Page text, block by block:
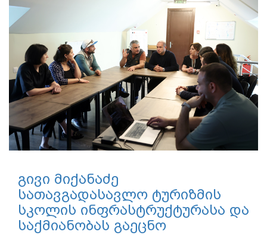
გივი მიქანაძე
სათავგადასავლო ტურიზმის
სკოლის ინფრასტრუქტურასა და
საქმიანობას გაეცნო